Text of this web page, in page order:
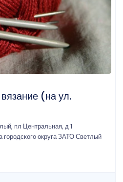
(на ул.
пл Центральная, д 1
городского округа ЗАТО Светлый